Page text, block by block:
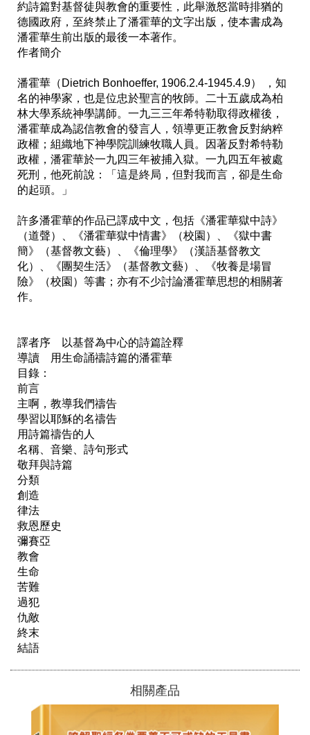
約詩篇對基督徒與教會的重要性，此舉激怒當時排猶的
德國政府，至終禁止了潘霍華的文字出版，使本書成為
潘霍華生前出版的最後一本著作。
作者簡介
潘霍華（Dietrich Bonhoeffer, 1906.2.4-1945.4.9） ，知
名的神學家，也是位忠於聖言的牧師。二十五歲成為柏
林大學系統神學講師。一九三三年希特勒取得政權後，
潘霍華成為認信教會的發言人，領導更正教會反對納粹
政權；組織地下神學院訓練牧職人員。因著反對希特勒
政權，潘霍華於一九四三年被捕入獄。一九四五年被處
死刑，他死前說：「這是終局，但對我而言，卻是生命
的起頭。」
許多潘霍華的作品已譯成中文，包括《潘霍華獄中詩》
（道聲）、《潘霍華獄中情書》（校園）、《獄中書
簡》（基督教文藝）、《倫理學》（漢語基督教文
化）、《團契生活》（基督教文藝）、《牧養是場冒
險》（校園）等書；亦有不少討論潘霍華思想的相關著
作。
譯者序　以基督為中心的詩篇詮釋
導讀　用生命誦禱詩篇的潘霍華
目錄：
前言
主啊，教導我們禱告
學習以耶穌的名禱告
用詩篇禱告的人
名稱、音樂、詩句形式
敬拜與詩篇
分類
創造
律法
救恩歷史
彌賽亞
教會
生命
苦難
過犯
仇敵
終末
結語
相關產品